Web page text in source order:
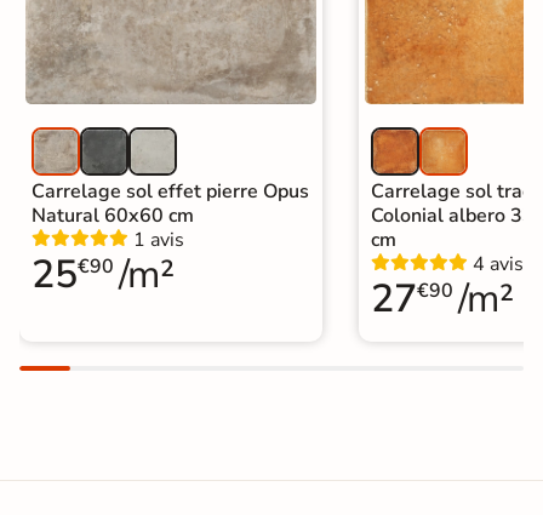
Carrelage sol effet pierre Opus
Natural 60x60 cm
1 avis
25€90 /m²
Carrelage sol
Colonial albero
cm
4 avis
27€90 /m²